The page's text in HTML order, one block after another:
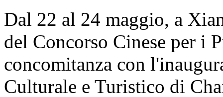
Dal 22 al 24 maggio, a
del Concorso Cinese per
concomitanza con
Culturale e Turistico di